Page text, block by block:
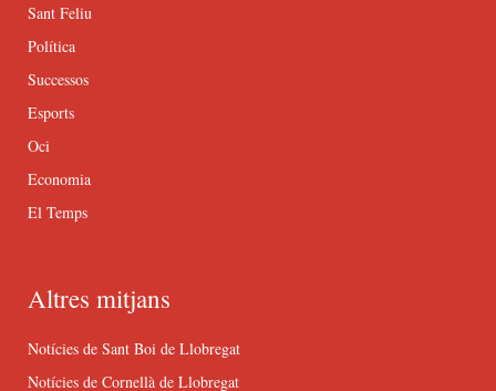
Sant Feliu
Política
Successos
Esports
Oci
Economia
El Temps
Altres mitjans
Notícies de Sant Boi de Llobregat
Notícies de Cornellà de Llobregat